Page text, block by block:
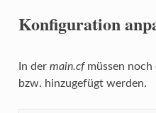
Konfiguration
In der main.cfmüssen noch
bzw. hinzugefügt werden.